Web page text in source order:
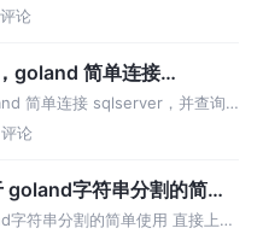
服务端和客户端，最核心的就
评论
goland 简单连接
简单连接 sqlserver，并查询
denisenkom/go-mssqldb 我
评论
字符串分割的简单
符串分割的简单使用 直接上代